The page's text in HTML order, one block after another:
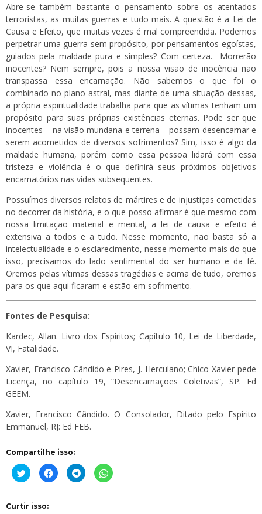
Abre-se também bastante o pensamento sobre os atentados
terroristas, as muitas guerras e tudo mais. A questão é a Lei de
Causa e Efeito, que muitas vezes é mal compreendida. Podemos
perpetrar uma guerra sem propósito, por pensamentos egoístas,
guiados pela maldade pura e simples? Com certeza. Morrerão
inocentes? Nem sempre, pois a nossa visão de inocência não
transpassa essa encarnação. Não sabemos o que foi o
combinado no plano astral, mas diante de uma situação dessas,
a própria espiritualidade trabalha para que as vítimas tenham um
propósito para suas próprias existências eternas. Pode ser que
inocentes – na visão mundana e terrena – possam desencarnar e
serem acometidos de diversos sofrimentos? Sim, isso é algo da
maldade humana, porém como essa pessoa lidará com essa
tristeza e violência é o que definirá seus próximos objetivos
encarnatórios nas vidas subsequentes.
Possuímos diversos relatos de mártires e de injustiças cometidas
no decorrer da história, e o que posso afirmar é que mesmo com
nossa limitação material e mental, a lei de causa e efeito é
extensiva a todos e a tudo. Nesse momento, não basta só a
intelectualidade e o esclarecimento, nesse momento mais do que
isso, precisamos do lado sentimental do ser humano e da fé.
Oremos pelas vítimas dessas tragédias e acima de tudo, oremos
para os que aqui ficaram e estão em sofrimento.
Fontes de Pesquisa:
Kardec, Allan. Livro dos Espíritos; Capítulo 10, Lei de Liberdade,
VI, Fatalidade.
Xavier, Francisco Cândido e Pires, J. Herculano; Chico Xavier pede
Licença, no capítulo 19, “Desencarnações Coletivas”, SP: Ed
GEEM.
Xavier, Francisco Cândido. O Consolador, Ditado pelo Espírito
Emmanuel, RJ: Ed FEB.
Compartilhe isso:
Clique
para
compartilhar
em
Clique
para
compartilhar
Clique
para
compartilhar
Clique
para
Curtir isso: